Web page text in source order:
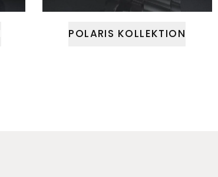
POLARIS KOLLEKTION